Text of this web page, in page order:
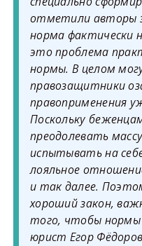
отметили авторы
норма фактически
это проблема
нормы. В целом
правозащитники
правоприменения
Поскольку
преодолевать
испытывать на
лояльное
и так далее.
хороший закон,
того, чтобы
юрист Егор